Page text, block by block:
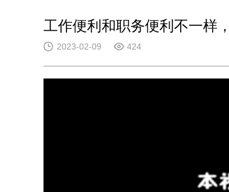
工作便利和职务便利不一样
2023-02-09 424